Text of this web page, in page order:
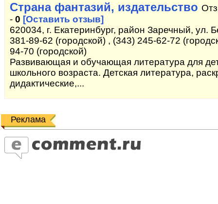
Страна фантазий, издательство
- 0 [Оставить отзыв]
620034, г. Екатеринбург, район Заречный, ул.
381-89-62 (городской) , (343) 245-62-72
94-70 (городской)
Развивающая и обучающая литература для
школьного возраста. Детская литература,
дидактические,...
Реклама